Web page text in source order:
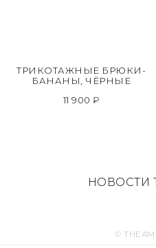
ТРИКОТАЖНЫЕ БРЮКИ-
БАНАНЫ, ЧЁРНЫЕ
11 900 ₽
НОВОСТИ
©